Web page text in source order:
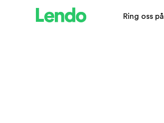
Ring oss på